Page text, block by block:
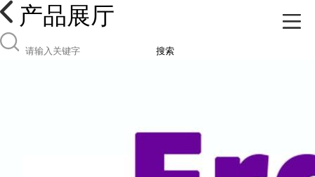
产品展厅
搜索